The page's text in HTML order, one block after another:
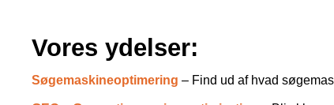
Vores ydelser:
Søgemaskineoptimering – Find ud af hvad